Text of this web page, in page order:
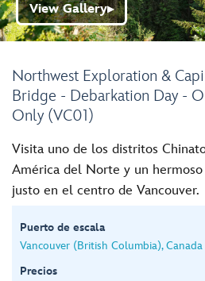
Northwest Exploration &
Bridge - Debarkation Day -
Only (VC01)
View Gallery▶
Visita uno de los distritos
América del Norte y un hermoso
justo en el centro de Vancouver.
Puerto de escala
Vancouver (British Columbia), Canada
Precios